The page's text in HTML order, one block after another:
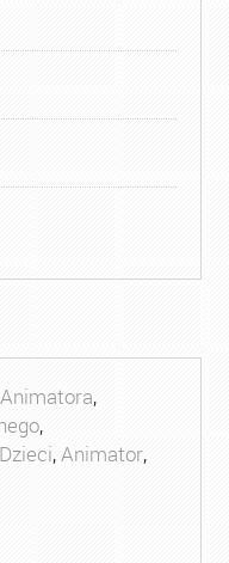
,
,
,Animator,